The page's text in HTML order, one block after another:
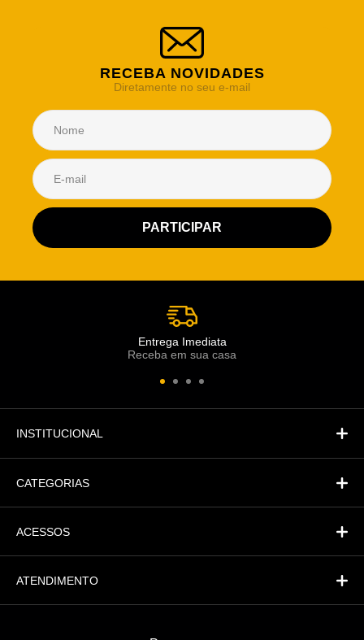
RECEBA NOVIDADES
Diretamente no seu e-mail
Entrega Imediata
Receba em sua casa
INSTITUCIONAL
CATEGORIAS
ACESSOS
ATENDIMENTO
Atendimento Rei de Casa